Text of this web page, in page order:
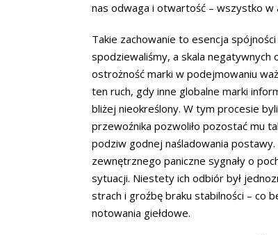
nas odwaga i otwartość – wszystko
Takie zachowanie to esencja
spodziewaliśmy, a skala negatywnych
ostrożność marki w podejmowaniu
ten ruch, gdy inne globalne marki
bliżej nieokreślony. W tym procesie
przewoźnika pozwoliło pozostać mu
podziw godnej naśladowania
zewnętrznego paniczne sygnały o
sytuacji. Niestety ich odbiór był
strach i groźbę braku stabilności – co
notowania giełdowe.